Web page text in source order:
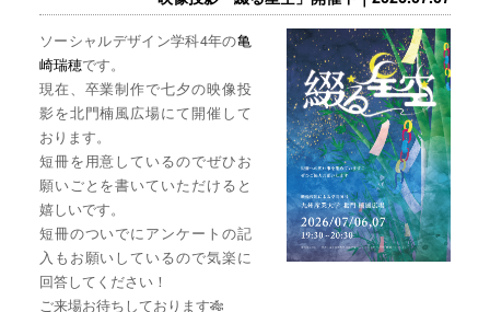
ソーシャルデザイン学科4年の亀
崎瑞穂です。
現在、卒業制作で七夕の映像投
影を北門楠風広場にて開催して
おります。
短冊を用意しているのでぜひお
願いごとを書いていただけると
嬉しいです。
短冊のついでにアンケートの記
入もお願いしているので気楽に
回答してください！
ご来場お待ちしております🎋